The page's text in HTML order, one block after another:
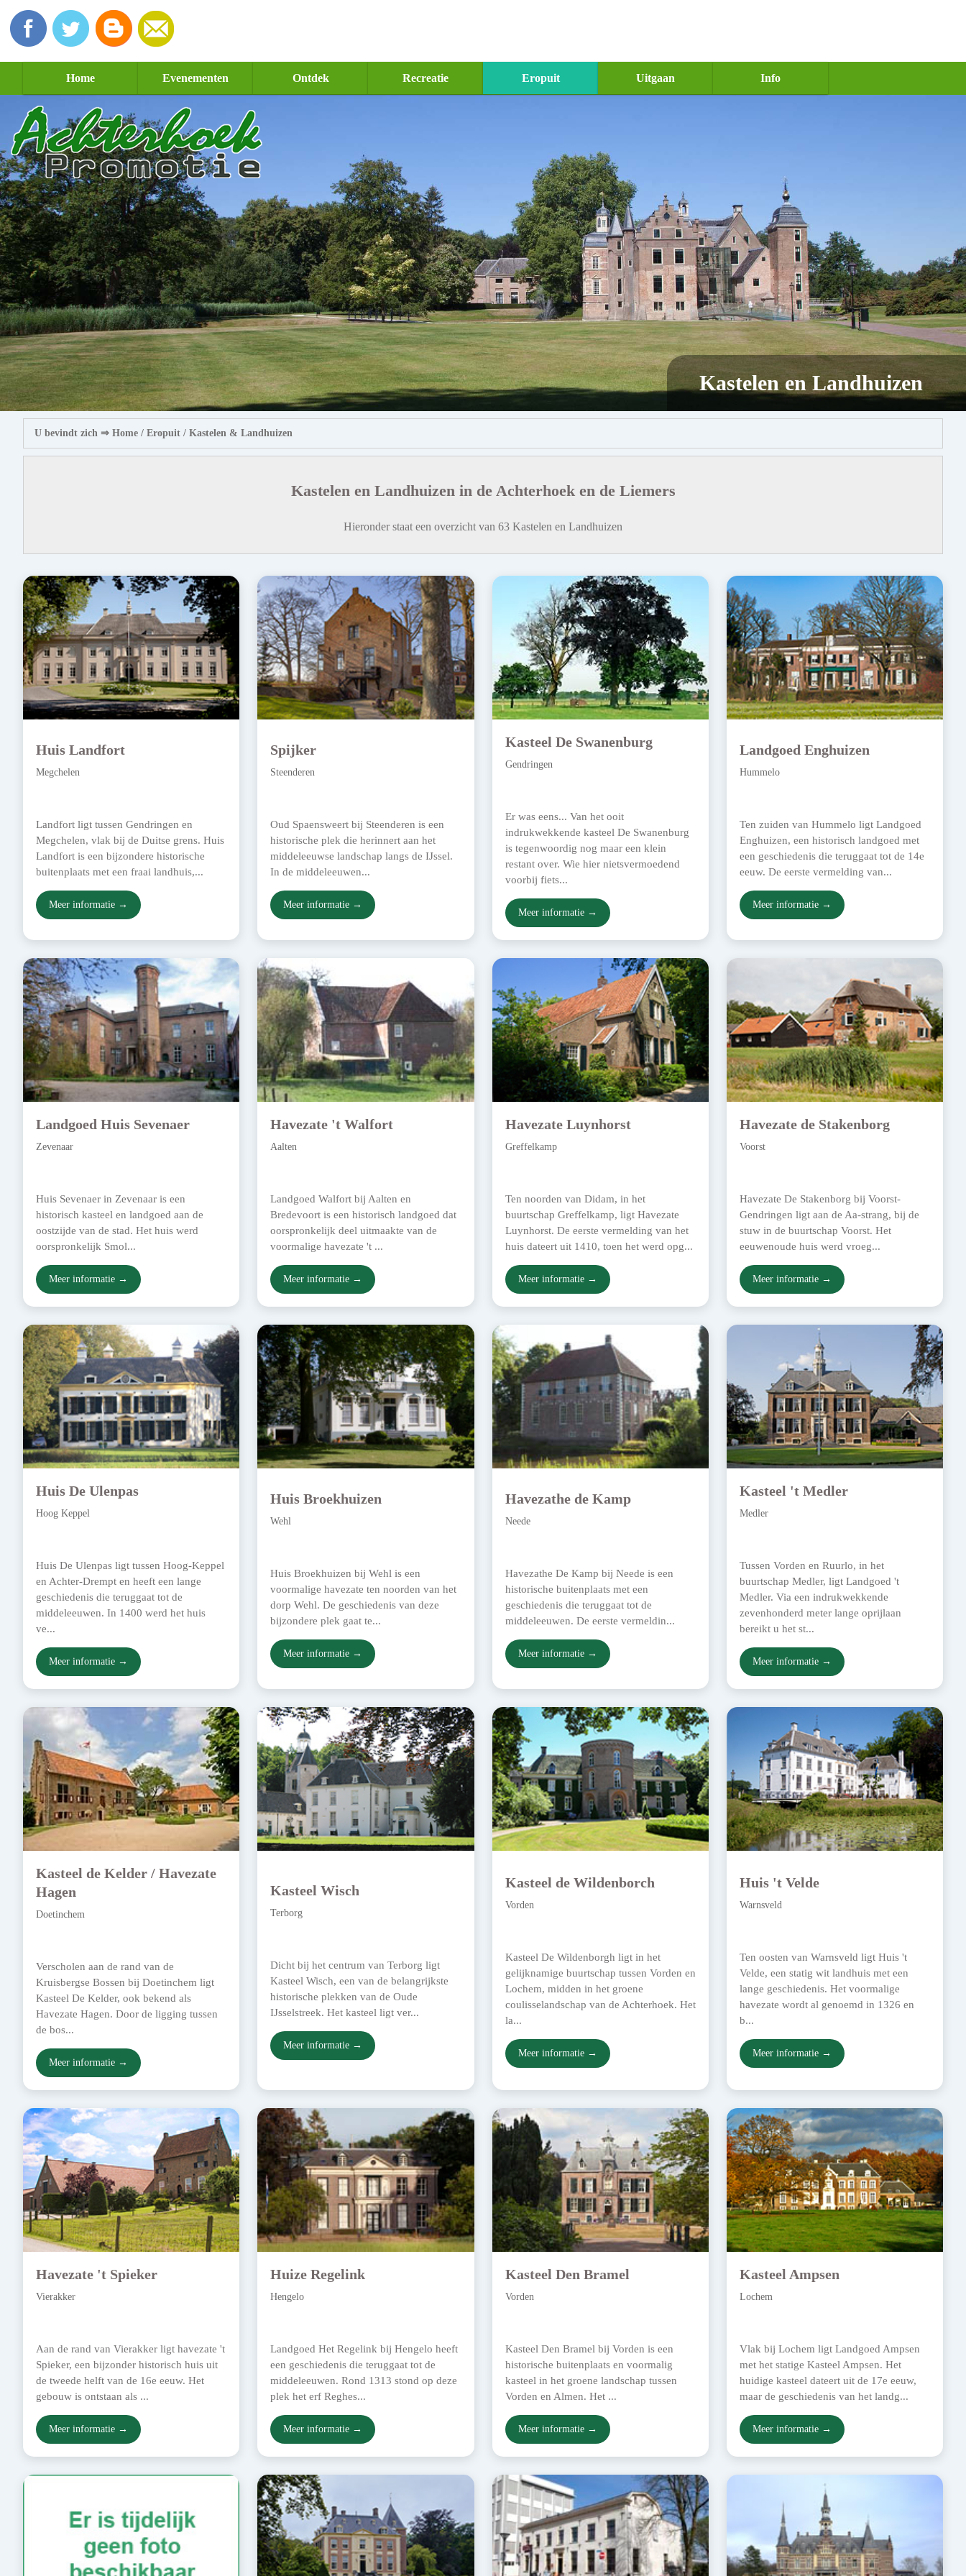
Home Evenementen Ontdek Recreatie Eropuit Uitgaan Info
Kastelen en Landhuizen
U bevindt zich ⇒ Home / Eropuit / Kastelen & Landhuizen
Kastelen en Landhuizen in de Achterhoek en de Liemers
Hieronder staat een overzicht van 63 Kastelen en Landhuizen
Huis Landfort
Megchelen
Landfort ligt tussen Gendringen en
Megchelen, vlak bij de Duitse grens. Huis
Landfort is een bijzondere historische
buitenplaats met een fraai landhuis,...
Meer informatie →
Spijker
Steenderen
Oud Spaensweert bij Steenderen is een
historische plek die herinnert aan het
middeleeuwse landschap langs de IJssel.
In de middeleeuwen...
Meer informatie →
Kasteel De Swanenburg
Gendringen
Er was eens... Van het ooit
indrukwekkende kasteel De Swanenburg
is tegenwoordig nog maar een klein
restant over. Wie hier nietsvermoedend
voorbij fiets...
Meer informatie →
Landgoed Enghuizen
Hummelo
Ten zuiden van Hummelo ligt Landgoed
Enghuizen, een historisch landgoed met
een geschiedenis die teruggaat tot de 14e
eeuw. De eerste vermelding van...
Meer informatie →
Landgoed Huis Sevenaer
Zevenaar
Huis Sevenaer in Zevenaar is een
historisch kasteel en landgoed aan de
oostzijde van de stad. Het huis werd
oorspronkelijk Smol...
Meer informatie →
Havezate 't Walfort
Aalten
Landgoed Walfort bij Aalten en
Bredevoort is een historisch landgoed dat
oorspronkelijk deel uitmaakte van de
voormalige havezate 't ...
Meer informatie →
Havezate Luynhorst
Greffelkamp
Ten noorden van Didam, in het
buurtschap Greffelkamp, ligt Havezate
Luynhorst. De eerste vermelding van het
huis dateert uit 1410, toen het werd opg...
Meer informatie →
Havezate de Stakenborg
Voorst
Havezate De Stakenborg bij Voorst-
Gendringen ligt aan de Aa-strang, bij de
stuw in de buurtschap Voorst. Het
eeuwenoude huis werd vroeg...
Meer informatie →
Huis De Ulenpas
Hoog Keppel
Huis De Ulenpas ligt tussen Hoog-Keppel
en Achter-Drempt en heeft een lange
geschiedenis die teruggaat tot de
middeleeuwen. In 1400 werd het huis
ve...
Meer informatie →
Huis Broekhuizen
Wehl
Huis Broekhuizen bij Wehl is een
voormalige havezate ten noorden van het
dorp Wehl. De geschiedenis van deze
bijzondere plek gaat te...
Meer informatie →
Havezathe de Kamp
Neede
Havezathe De Kamp bij Neede is een
historische buitenplaats met een
geschiedenis die teruggaat tot de
middeleeuwen. De eerste vermeldin...
Meer informatie →
Kasteel 't Medler
Medler
Tussen Vorden en Ruurlo, in het
buurtschap Medler, ligt Landgoed 't
Medler. Via een indrukwekkende
zevenhonderd meter lange oprijlaan
bereikt u het st...
Meer informatie →
Kasteel de Kelder / Havezate
Hagen
Doetinchem
Verscholen aan de rand van de
Kruisbergse Bossen bij Doetinchem ligt
Kasteel De Kelder, ook bekend als
Havezate Hagen. Door de ligging tussen
de bos...
Meer informatie →
Kasteel Wisch
Terborg
Dicht bij het centrum van Terborg ligt
Kasteel Wisch, een van de belangrijkste
historische plekken van de Oude
IJsselstreek. Het kasteel ligt ver...
Meer informatie →
Kasteel de Wildenborch
Vorden
Kasteel De Wildenborgh ligt in het
gelijknamige buurtschap tussen Vorden en
Lochem, midden in het groene
coulisselandschap van de Achterhoek. Het
la...
Meer informatie →
Huis 't Velde
Warnsveld
Ten oosten van Warnsveld ligt Huis 't
Velde, een statig wit landhuis met een
lange geschiedenis. Het voormalige
havezate wordt al genoemd in 1326 en
b...
Meer informatie →
Havezate 't Spieker
Vierakker
Aan de rand van Vierakker ligt havezate 't
Spieker, een bijzonder historisch huis uit
de tweede helft van de 16e eeuw. Het
gebouw is ontstaan als ...
Meer informatie →
Huize Regelink
Hengelo
Landgoed Het Regelink bij Hengelo heeft
een geschiedenis die teruggaat tot de
middeleeuwen. Rond 1313 stond op deze
plek het erf Reghes...
Meer informatie →
Kasteel Den Bramel
Vorden
Kasteel Den Bramel bij Vorden is een
historische buitenplaats en voormalig
kasteel in het groene landschap tussen
Vorden en Almen. Het ...
Meer informatie →
Kasteel Ampsen
Lochem
Vlak bij Lochem ligt Landgoed Ampsen
met het statige Kasteel Ampsen. Het
huidige kasteel dateert uit de 17e eeuw,
maar de geschiedenis van het landg...
Meer informatie →